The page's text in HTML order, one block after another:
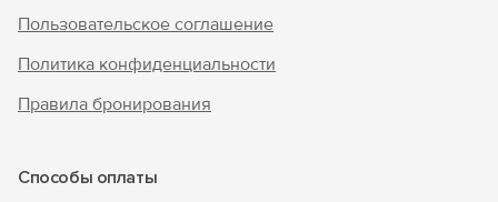
Пользовательское соглашение
Политика конфиденциальности
Правила бронирования
Способы оплаты